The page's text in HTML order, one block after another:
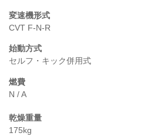
変速機形式
CVT F-N-R
始動方式
セルフ・キック併用式
燃費
N / A
乾燥重量
175kg